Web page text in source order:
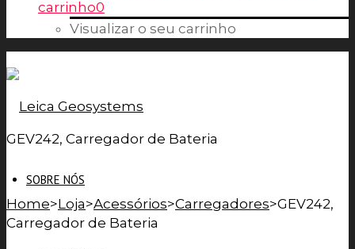
carrinho0
Visualizar o seu carrinho
SOBRE NÓS
GEV242, Carregador de Bateria
Home>Loja>Acessórios>Carregadores>GEV242,
Carregador de Bateria